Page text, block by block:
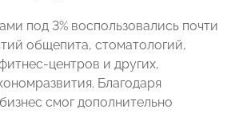
под 3% воспользовались почти
общепита, стоматологий,
центров и других,
Благодаря
смог дополнительно